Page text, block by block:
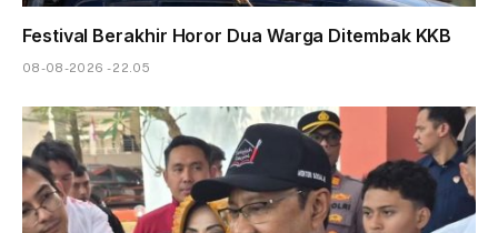
Festival Berakhir Horor Dua Warga Ditembak KKB
08-08-2026 - 22.05